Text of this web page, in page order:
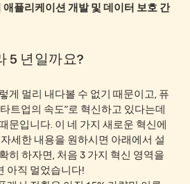
애플리케이션 개발 및 데이터 보호 간
5 년일까요?
게 멀리 내다볼 수 없기 때문이고, 퓨
트업의 속도”로 혁신하고 있다는데
문입니다. 이 네 가지 새로운 혁신에
세한 내용을 원하시면 아래에서 설
히 하자면, 처음 3 가지 혁신 영역을
아직 멀었습니다!